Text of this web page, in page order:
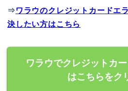
⇒ ワラウのクレジットカードエ
決したい方はこちら
ワラウでクレジットカ
はこちらをク